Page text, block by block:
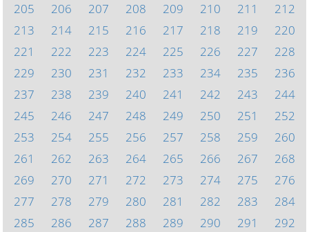
205
206 207 208 209 210 211
212
213
214 215 216 217 218 219
220
221
222 223 224 225 226 227
228
229
230 231 232 233 234 235
236
237
238 239 240 241 242 243
244
245
246 247 248 249 250 251
252
253
254 255 256 257 258 259
260
261
262 263 264 265 266 267
268
269
270 271 272 273 274 275
276
277
278 279 280 281 282 283
284
285
286 287 288 289 290 291
292